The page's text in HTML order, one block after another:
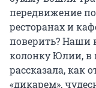
передвижение
ресторанах и
поверить? Наши
колонку Юлии, в
рассказала, как
«дикарем»,